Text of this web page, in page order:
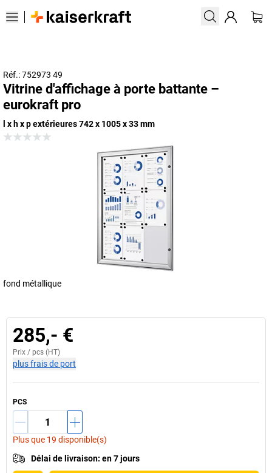
Réf.: 752973 49
Vitrine d'affichage à porte battante –
eurokraft pro
l x h x p extérieures 742 x 1005 x 33 mm
fond métallique
285,- €
Prix / pcs (HT)
plus frais de port
PCS
Plus que 19 disponible(s)
Délai de livraison: en 7 jours